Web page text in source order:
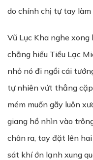
do chính chị tự tay làm
Vũ Lục Kha nghe
chẳng hiểu Tiểu Lạc
nhỏ nó đi ngồi cái
tự nhiên vứt thẳng
mém muốn gãy luôn
giang hồ nhìn vào
chân ra, tay đặt lên
sát khí ớn lạnh xung